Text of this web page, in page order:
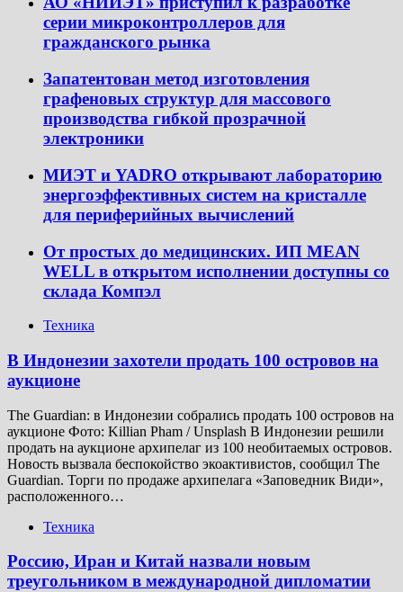
серии микроконтроллеров для
гражданского рынка
Запатентован метод изготовления
графеновых структур для массового
производства гибкой прозрачной
электроники
МИЭТ и YADRO открывают лабораторию
энергоэффективных систем на кристалле
для периферийных вычислений
От простых до медицинских. ИП MEAN
WELL в открытом исполнении доступны со
склада Компэл
Техника
В Индонезии захотели продать 100 островов на
аукционе
The Guardian: в Индонезии собрались продать 100 островов на
аукционе Фото: Killian Pham / Unsplash В Индонезии решили
продать на аукционе архипелаг из 100 необитаемых островов.
Новость вызвала беспокойство экоактивистов, сообщил The
Guardian. Торги по продаже архипелага «Заповедник Види»,
расположенного…
Техника
Россию, Иран и Китай назвали новым
треугольником в международной дипломатии